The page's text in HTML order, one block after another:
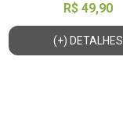
R$ 49,90
(+) DETALHES